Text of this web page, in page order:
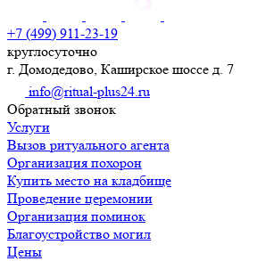
+7 (499) 911-23-19
круглосуточно
г. Домодедово, Каширское шоссе д. 7
info@ritual-plus24.ru
Обратный звонок
Услуги
Вызов ритуального агента
Организация похорон
Купить место на кладбище
Проведение церемонии
Организация поминок
Благоустройство могил
Цены